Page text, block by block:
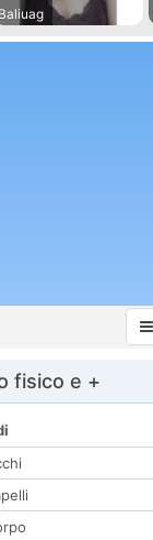
Baliuag
fisico e +